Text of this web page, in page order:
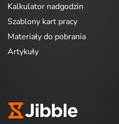
Kalkulator nadgodzin
Szablony kart pracy
Materiały do pobrania
Artykuły